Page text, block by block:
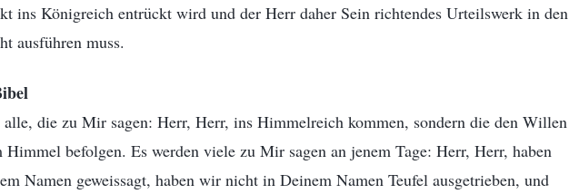
ins Königreich entrückt wird und der Herr daher Sein richtendes Urteilswerk in den
ausführen muss.
alle, die zu Mir sagen: Herr, Herr, ins Himmelreich kommen, sondern die den Willen
Himmel befolgen. Es werden viele zu Mir sagen an jenem Tage: Herr, Herr, haben
Namen geweissagt, haben wir nicht in Deinem Namen Teufel ausgetrieben, und